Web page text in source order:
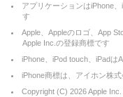
アプリケーションはiPhone
す
Apple、Appleのロゴ、App
Apple Inc.の登録商標です
iPhone、iPod touch、iPadは
iPhone商標は、アイホン株
Copyright (C) 2026Apple Inc.